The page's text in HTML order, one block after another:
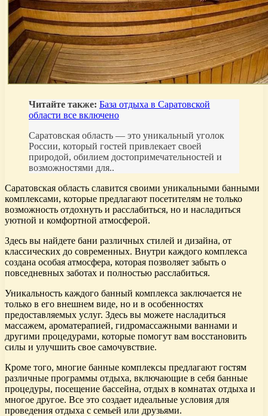
Читайте также: База отдыха в Саратовской
области все включено
Саратовская область — это уникальный уголок
России, который гостей привлекает своей
природой, обилием достопримечательностей и
возможностями для..
Саратовская область славится своими уникальными банными
комплексами, которые предлагают посетителям не только
возможность отдохнуть и расслабиться, но и насладиться
уютной и комфортной атмосферой.
Здесь вы найдете бани различных стилей и дизайна, от
классических до современных. Внутри каждого комплекса
создана особая атмосфера, которая позволяет забыть о
повседневных заботах и полностью расслабиться.
Уникальность каждого банный комплекса заключается не
только в его внешнем виде, но и в особенностях
предоставляемых услуг. Здесь вы можете насладиться
массажем, ароматерапией, гидромассажными ваннами и
другими процедурами, которые помогут вам восстановить
силы и улучшить свое самочувствие.
Кроме того, многие банные комплексы предлагают гостям
различные программы отдыха, включающие в себя банные
процедуры, посещение бассейна, отдых в комнатах отдыха и
многое другое. Все это создает идеальные условия для
проведения отдыха с семьей или друзьями.